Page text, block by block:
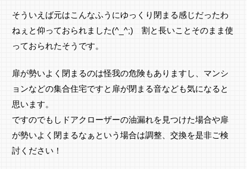
そういえば元はこんなふうにゆっくり閉まる感じだったわ
ねぇと仰っておられました(^_^;) 割と長いことそのまま使
っておられたそうです。
扉が勢いよく閉まるのは怪我の危険もありますし、マンシ
ョンなどの集合住宅ですと扉が閉まる音なども気になると
思います。
ですのでもしドアクローザーの油漏れを見つけた場合や扉
が勢いよく閉まるなぁという場合は調整、交換を是非ご検
討ください！